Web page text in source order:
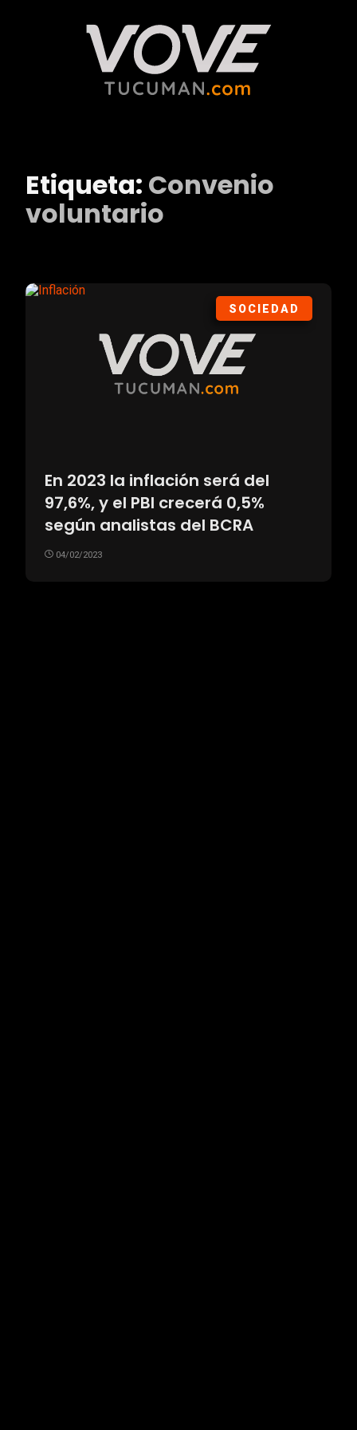
Etiqueta: Convenio
voluntario
SOCIEDAD
En 2023 la inflación será del
97,6%, y el PBI crecerá 0,5%
según analistas del BCRA
04/02/2023